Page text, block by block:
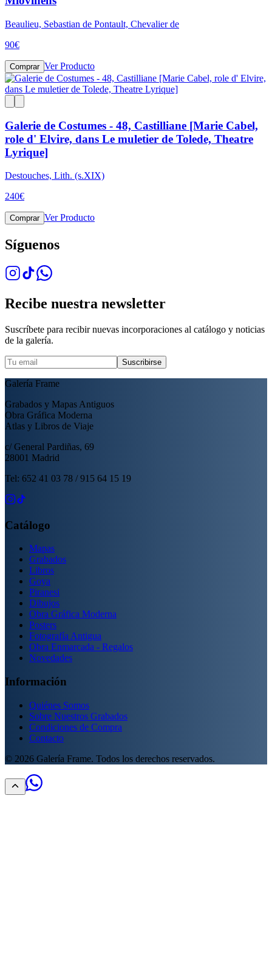
Beaulieu, Sebastian de Pontault, Chevalier de
90€
Comprar Ver Producto
Galerie de Costumes - 48, Castilliane [Marie Cabel,
role d' Elvire, dans Le muletier de Tolede, Theatre
Lyrique]
Destouches, Lith. (s.XIX)
240€
Comprar Ver Producto
Síguenos
Recibe nuestra newsletter
Suscríbete para recibir nuevas incorporaciones al catálogo y noticias
de la galería.
Suscribirse
Galería Frame
Grabados y Mapas Antiguos
Obra Gráfica Moderna
Atlas y Libros de Viaje
c/ General Pardiñas, 69
28001 Madrid
Tel: 652 41 03 78 / 915 64 15 19
Catálogo
Mapas
Grabados
Libros
Goya
Piranesi
Dibujos
Obra Gráfica Moderna
Posters
Fotografía Antigua
Obra Enmarcada - Regalos
Novedades
Información
Quiénes Somos
Sobre Nuestros Grabados
Condiciones de Compra
Contacto
© 2026 Galería Frame. Todos los derechos reservados.